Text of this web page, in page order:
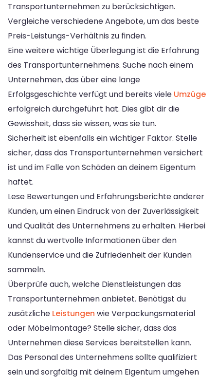
Transportunternehmen zu berücksichtigen.
Vergleiche verschiedene Angebote, um das beste
Preis-Leistungs-Verhältnis zu finden.
Eine weitere wichtige Überlegung ist die Erfahrung
des Transportunternehmens. Suche nach einem
Unternehmen, das über eine lange
Erfolgsgeschichte verfügt und bereits viele Umzüge
erfolgreich durchgeführt hat. Dies gibt dir die
Gewissheit, dass sie wissen, was sie tun.
Sicherheit ist ebenfalls ein wichtiger Faktor. Stelle
sicher, dass das Transportunternehmen versichert
ist und im Falle von Schäden an deinem Eigentum
haftet.
Lese Bewertungen und Erfahrungsberichte anderer
Kunden, um einen Eindruck von der Zuverlässigkeit
und Qualität des Unternehmens zu erhalten. Hierbei
kannst du wertvolle Informationen über den
Kundenservice und die Zufriedenheit der Kunden
sammeln.
Überprüfe auch, welche Dienstleistungen das
Transportunternehmen anbietet. Benötigst du
zusätzliche Leistungen wie Verpackungsmaterial
oder Möbelmontage? Stelle sicher, dass das
Unternehmen diese Services bereitstellen kann.
Das Personal des Unternehmens sollte qualifiziert
sein und sorgfältig mit deinem Eigentum umgehen